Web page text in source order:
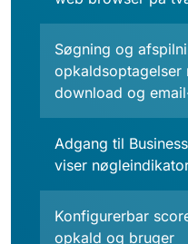
Søgning og
opkaldsoptagelser
download og
Adgang til
viser
Konfigurerbar
opkald og bruger